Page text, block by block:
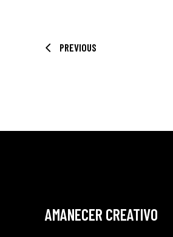
PREVIOUS
AMANECER CREATIVO